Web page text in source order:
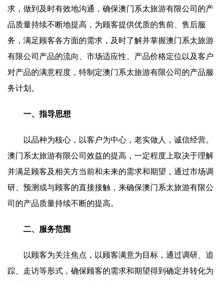
求，做到及时有效地沟通，确保澳门系太旅游有限公司的产
品质量持续不断地提高，为顾客提供优质的售前、售后服
务，满足顾客各方面的需求，及时了解并掌握澳门系太旅游
有限公司产品的流向、市场适应性、产品价格定位以及客户
对产品的满意程度，特制定澳门系太旅游有限公司的产品服
务计划。
一、指导思想
以品种为核心，以客户为中心，老实做人，诚信经营。
澳门系太旅游有限公司效益的提高，一定程度上取决于理解
并满足顾客及相关方当前和未来的需求和期望，通过市场调
研、预测或与顾客的直接接触，来确保澳门系太旅游有限公
司的产品质量持续不断的提高。
二、服务范围
以顾客为关注焦点，以顾客满意为目标，通过调研、追
踪、走访等形式，确保顾客的需求和期望得到确定并转化为